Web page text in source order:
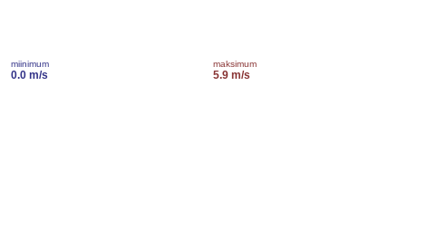
miinimum
0.0 m/s
maksimum
5.9 m/s